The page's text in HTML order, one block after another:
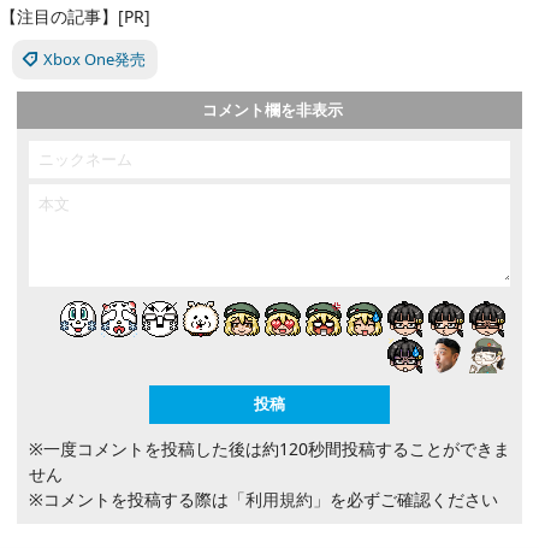
【注目の記事】[PR]
Xbox One発売
コメント欄を非表示
※一度コメントを投稿した後は約120秒間投稿することができま
せん
※コメントを投稿する際は 「利用規約」 を必ずご確認ください